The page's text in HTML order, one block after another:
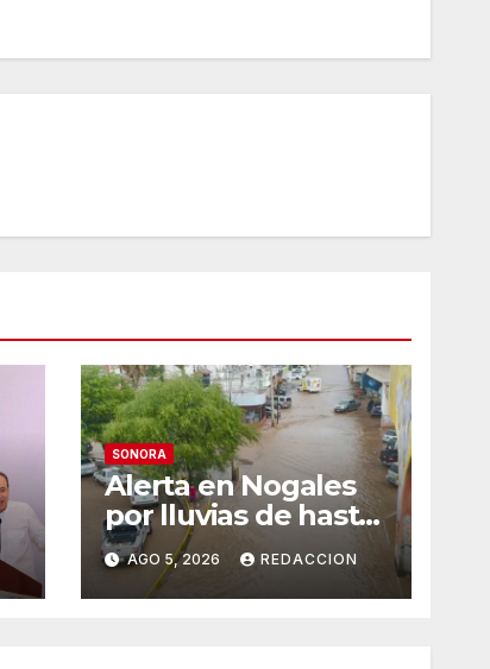
SONORA
Alerta en Nogales
por lluvias de hasta
90%: Identifican 12
vialidades con alto
riesgo de arroyos e
AGO 5, 2026 REDACCION